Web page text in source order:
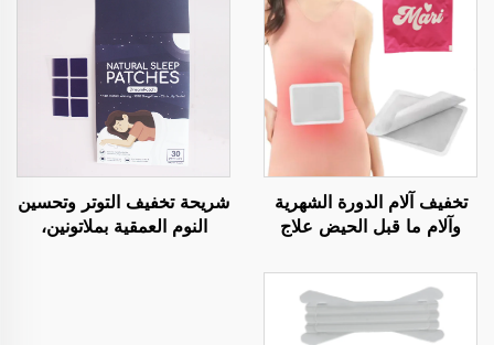
تخفيف آلام الدورة الشهرية
وآلام ما قبل الحيض علاج
مع لاصق حراري لتخفيف
تشنجات الدورة الشهرية
شريحة تخفيف التوتر وتحسين
النوم العمقية بملاتونين،